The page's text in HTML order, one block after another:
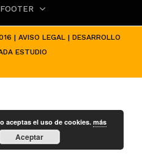
| AVISO LEGAL | DESARROLLO
ESTUDIO
aceptas el uso de cookies.más
Aceptar